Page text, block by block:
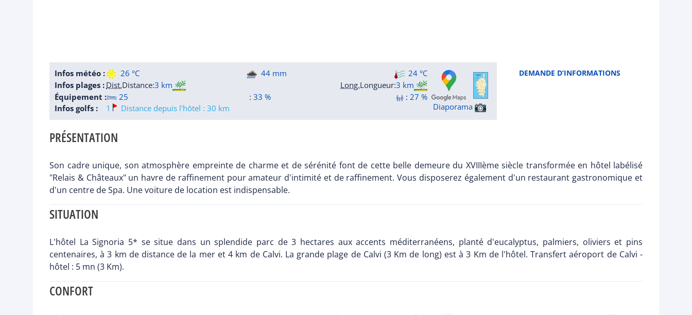
DEMANDE D’INFORMATIONS
Infos météo : 26 °C 44 mm
24 °C
Infos plages : Dist.Distance:3 km Long.Longueur:3 km
Équipement :
25 :33 % :27 %
Infos golfs :
1 Distance depuis l'hôtel : 30 km Diaporama
PRÉSENTATION
Son cadre unique, son atmosphère empreinte de charme et de sérénité font de cette belle demeure du XVIIIème siècle transformée en hôtel labélisé
"Relais & Châteaux" un havre de raffinement pour amateur d'intimité et de raffinement. Vous disposerez également d'un restaurant gastronomique et
d'un centre de Spa. Une voiture de location est indispensable.
SITUATION
L'hôtel La Signoria 5* se situe dans un splendide parc de 3 hectares aux accents méditerranéens, planté d'eucalyptus, palmiers, oliviers et pins
centenaires, à 3 km de distance de la mer et 4 km de Calvi. La grande plage de Calvi (3 Km de long) est à 3 Km de l'hôtel. Transfert aéroport de Calvi -
hôtel : 5 mn (3 Km).
CONFORT